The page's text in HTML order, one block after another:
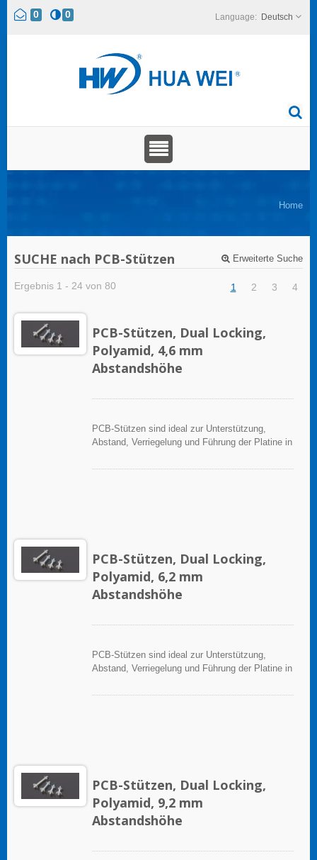
0 0 Deutsch
Home
SUCHE nach PCB-Stützen Erweiterte Suche
Ergebnis 1 - 24 von 80 1 2 3 4
PCB-Stützen, Dual Locking,
Polyamid, 4,6 mm
Abstandshöhe
PCB-Stützen sind ideal zur Unterstützung,
Abstand, Verriegelung und Führung der Platine in
PCB-Stützen, Dual Locking,
Polyamid, 6,2 mm
Abstandshöhe
PCB-Stützen sind ideal zur Unterstützung,
Abstand, Verriegelung und Führung der Platine in
PCB-Stützen, Dual Locking,
Polyamid, 9,2 mm
Abstandshöhe